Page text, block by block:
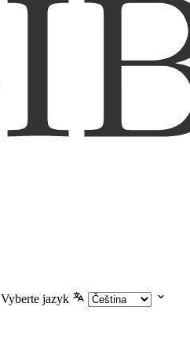
Vyberte jazyk